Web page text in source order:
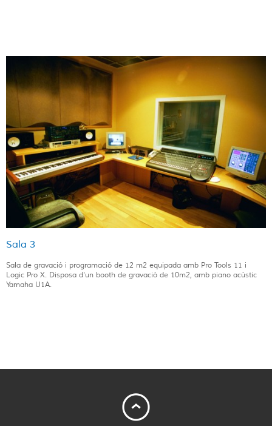
Sala 3
Sala de gravació i programació de 12 m2 equipada amb Pro Tools 11 i
Logic Pro X. Disposa d'un booth de gravació de 10m2, amb piano acústic
Yamaha U1A.